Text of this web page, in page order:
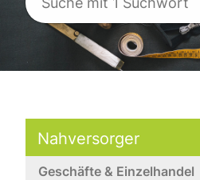
Nahversorger
Geschäfte & Einzelhandel